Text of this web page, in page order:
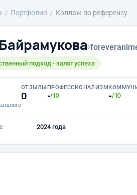
Портфолио Коллаж по референсу
›
подход - залог успеха
ОТЗЫВЫ
0
ПРОФЕССИОНАЛИЗМ
-/10 -/10
2024 года